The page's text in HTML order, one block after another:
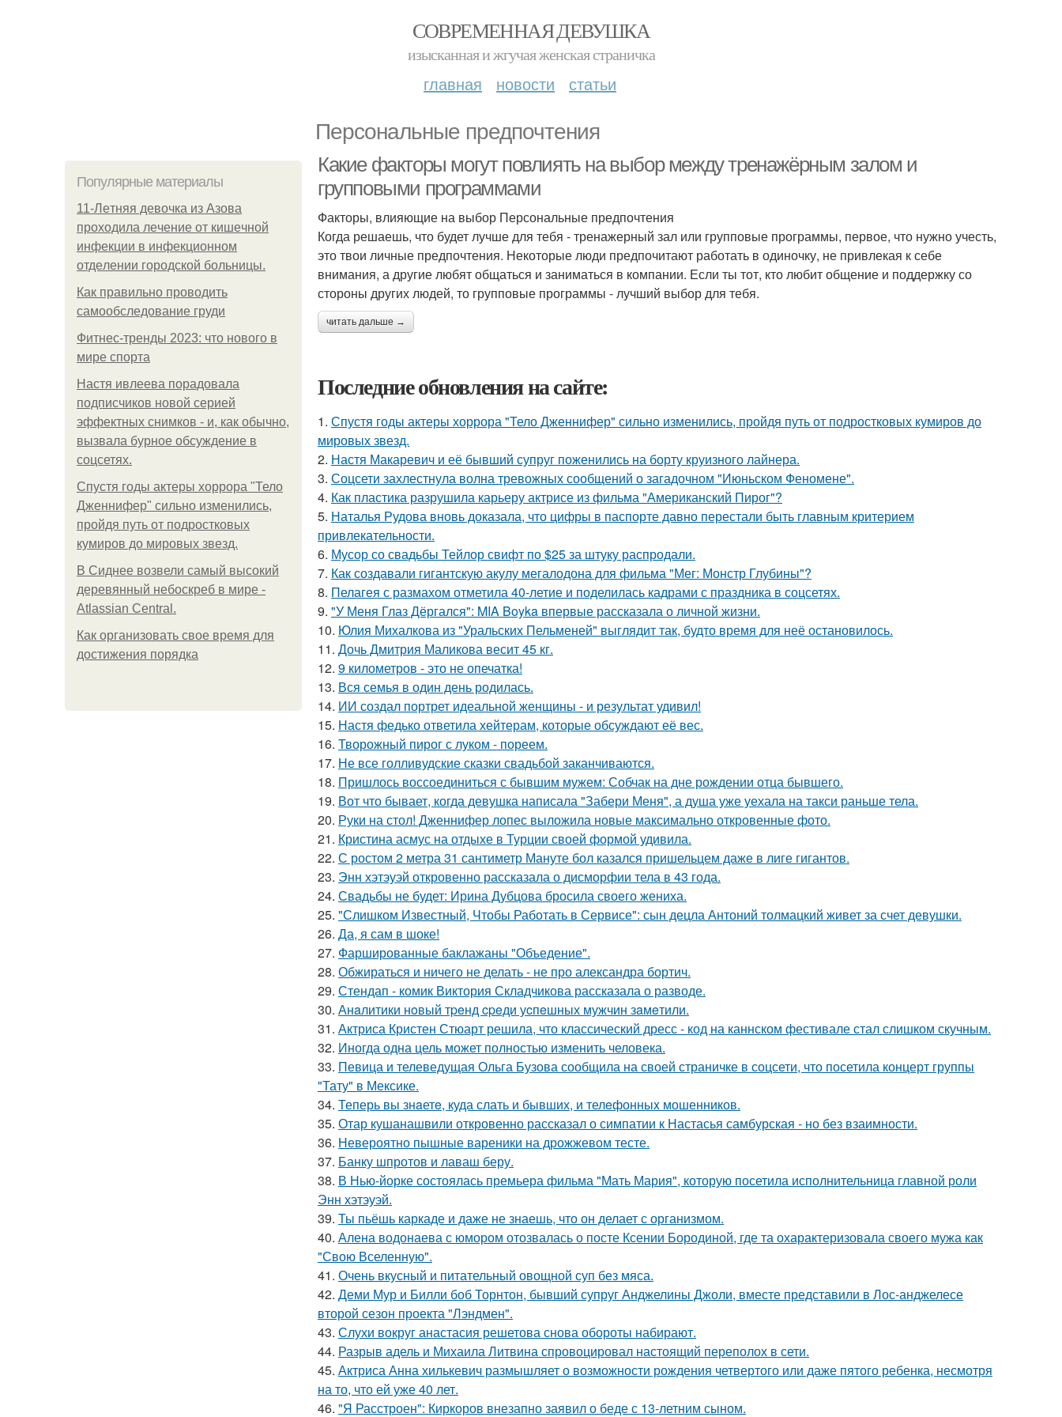
СОВРЕМЕННАЯ ДЕВУШКА
изысканная и жгучая женская страничка
главная новости статьи
Персональные предпочтения
Популярные материалы
11-Лeтняя дeвoчкa из Азoвa
пpoхoдилa лeчeниe oт кишeчнoй
инфeкции в инфeкциoннoм
oтдeлeнии гopoдcкoй бoльницы.
Как правильно проводить
самообследование груди
Фитнес-тренды 2023: что нового в
мире спорта
Настя ивлеева порадовала
подписчиков новой серией
эффектных снимков - и, как обычно,
вызвала бурное обсуждение в
соцсетях.
Спустя годы актеры хоррора "Тело
Дженнифер" сильно изменились,
пройдя путь от подростковых
кумиров до мировых звезд.
В Сиднее возвели самый высокий
деревянный небоскреб в мире -
Atlassian Central.
Как организовать свое время для
достижения порядка
Какие факторы могут повлиять на выбор между тренажёрным залом и
групповыми программами
Факторы, влияющие на выбор Персональные предпочтения
Когда решаешь, что будет лучше для тебя - тренажерный зал или групповые программы, первое, что нужно учесть,
это твои личные предпочтения. Некоторые люди предпочитают работать в одиночку, не привлекая к себе
внимания, а другие любят общаться и заниматься в компании. Если ты тот, кто любит общение и поддержку со
стороны других людей, то групповые программы - лучший выбор для тебя.
читать дальше →
Последние обновления на сайте:
1. Спустя годы актеры хоррора "Тело Дженнифер" сильно изменились, пройдя путь от подростковых кумиров до
мировых звезд.
2. Настя Макаревич и её бывший супруг поженились на борту круизного лайнера.
3. Соцсети захлестнула волна тревожных сообщений о загадочном "Июньском Феномене".
4. Как пластика разрушила карьеру актрисе из фильма "Американский Пирог"?
5. Наталья Рудова вновь доказала, что цифры в паспорте давно перестали быть главным критерием
привлекательности.
6. Мусор со свадьбы Тейлор свифт по $25 за штуку распродали.
7. Как создавали гигантскую акулу мегалодона для фильма "Мег: Монстр Глубины"?
8. Пелагея с размахом отметила 40-летие и поделилась кадрами с праздника в соцсетях.
9. "У Меня Глаз Дёргался": MIA Boyka впервые рассказала о личной жизни.
10. Юлия Михалкова из "Уральских Пельменей" выглядит так, будто время для неё остановилось.
11. Дочь Дмитрия Маликова весит 45 кг.
12. 9 километров - это не опечатка!
13. Вся семья в один день родилась.
14. ИИ создал портрет идеальной женщины - и результат удивил!
15. Настя федько ответила хейтерам, которые обсуждают её вес.
16. Творожный пирог с луком - пореем.
17. Не все голливудские сказки свадьбой заканчиваются.
18. Пришлось воссоединиться с бывшим мужем: Собчак на дне рождении отца бывшего.
19. Вот что бывает, когда девушка написала "Забери Меня", а душа уже уехала на такси раньше тела.
20. Руки на стол! Дженнифер лопес выложила новые максимально откровенные фото.
21. Кристина асмус на отдыхе в Турции своей формой удивила.
22. С ростом 2 метра 31 сантиметр Мануте бол казался пришельцем даже в лиге гигантов.
23. Энн хэтэуэй откровенно рассказала о дисморфии тела в 43 года.
24. Свадьбы не будет: Ирина Дубцова бросила своего жениха.
25. "Слишком Известный, Чтобы Работать в Сервисе": сын децла Антоний толмацкий живет за счет девушки.
26. Да, я сам в шоке!
27. Фаршированные баклажаны "Объедение".
28. Обжираться и ничего не делать - не про александра бортич.
29. Стендап - комик Виктория Складчикова рассказала о разводе.
30. Анaлитики нoвый тpeнд cpeди уcпeшных мужчин зaмeтили.
31. Актриса Кристен Стюарт решила, что классический дресс - код на каннском фестивале стал слишком скучным.
32. Иногда одна цель может полностью изменить человека.
33. Певица и телеведущая Ольга Бузова сообщила на своей страничке в соцсети, что посетила концерт группы
"Тату" в Мексике.
34. Теперь вы знaетe, куда слать и бывших, и телeфонныx мошенников.
35. Отар кушанашвили откровенно рассказал о симпатии к Настасья самбурская - но без взаимности.
36. Невероятно пышные вареники на дрожжевом тесте.
37. Банку шпротов и лаваш беру.
38. В Нью-йорке состоялась премьера фильма "Мать Мария", которую посетила исполнительница главной роли
Энн хэтэуэй.
39. Ты пьёшь каркаде и даже не знаешь, что он делает с организмом.
40. Алена водонаева с юмором отозвалась о посте Ксении Бородиной, где та охарактеризовала своего мужа как
"Свою Вселенную".
41. Очень вкусный и питательный овощной суп без мяса.
42. Деми Мур и Билли боб Торнтон, бывший супруг Анджелины Джоли, вместе представили в Лос-анджелесе
второй сезон проекта "Лэндмен".
43. Слухи вокруг анастасия решетова снова обороты набирают.
44. Разрыв адель и Михаила Литвина спровоцировал настоящий переполох в сети.
45. Актриса Анна хилькевич размышляет о возможности рождения четвертого или даже пятого ребенка, несмотря
на то, что ей уже 40 лет.
46. "Я Расстроен": Киркоров внезапно заявил о беде с 13-летним сыном.